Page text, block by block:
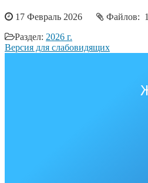
17 Февраль 2026
Файлов:
Раздел: 2026 г.
Версия для слабовидящих